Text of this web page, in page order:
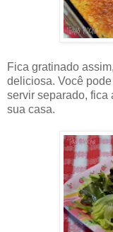
Fica gratinado
deliciosa. Você
servir separado, fica
sua casa.